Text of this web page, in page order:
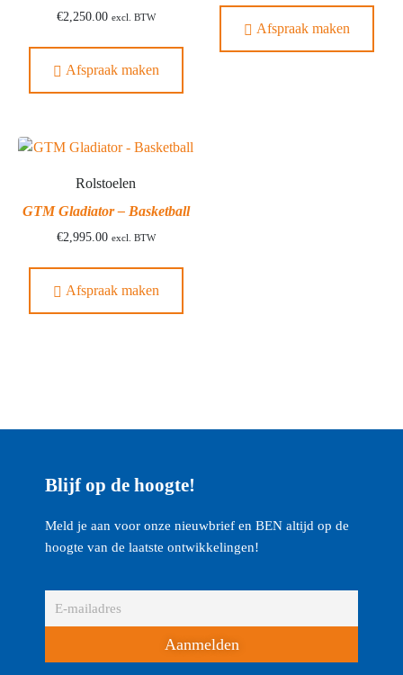
€2,250.00 excl. BTW
Afspraak maken
Afspraak maken
Rolstoelen
GTM Gladiator – Basketball
€2,995.00 excl. BTW
Afspraak maken
Blijf op de hoogte!
Meld je aan voor onze nieuwbrief en BEN altijd op de
hoogte van de laatste ontwikkelingen!
Aanmelden